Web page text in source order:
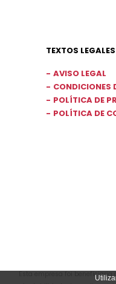
TEXTOS LEGALES
AVISO LEGAL
CONDICIONES
POLÍTICA DE
POLÍTICA DE
Esta empresa foi